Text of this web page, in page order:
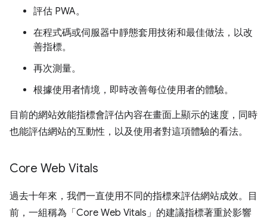
評估 PWA。
在程式碼或伺服器中靜態套用技術和最佳做法，以改
善指標。
再次測量。
根據使用者情境，即時改善每位使用者的體驗。
目前的網站效能指標會評估內容在畫面上顯示的速度，同時
也能評估網站的互動性，以及使用者對這項體驗的看法。
Core Web Vitals
過去十年來，我們一直使用不同的指標來評估網站成效。目
前，一組稱為「Core Web Vitals」的建議指標著重於影響